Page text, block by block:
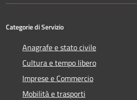
Categorie di Servizio
Anagrafe e stato civile
Cultura e tempo libero
Imprese e Commercio
Mobilità e trasporti